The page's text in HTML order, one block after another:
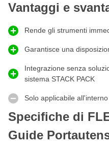
IFLEX STACK PACK guide
per la loro configurazione
con il sistema STACK PACK. I
disposizione degli attrezzi e
facilmente i portautensili.
desiderano organizzare
rapidamente da un compito
una soluzione pratica e
Come utilizzare al
Binari portautensili
Con i FLEX STACK PACK
Vantaggi e
Rende gli strumenti
Garantisce una
Integrazione senza
sistema STACK PACK
Solo applicabile
Specifiche di
Guide